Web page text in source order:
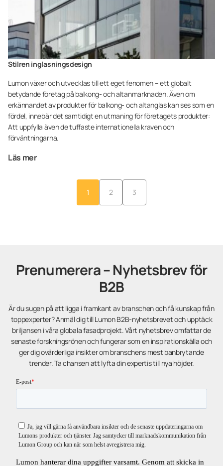
Stilren inglasningsdesign
Lumon växer och utvecklas till ett eget fenomen – ett globalt
betydande företag på balkong- och altanmarknaden. Även om
erkännandet av produkter för balkong- och altanglas kan ses som en
fördel, innebär det samtidigt en utmaning för företagets produkter:
Att uppfylla även de tuffaste internationella kraven och
förväntningarna.
Läs mer
1 2 3
Prenumerera – Nyhetsbrev för
B2B
Är du sugen på att ligga i framkant av branschen och få kunskap från
toppexperter? Anmäl dig till Lumon B2B-nyhetsbrevet och upptäck
briljansen i våra globala fasadprojekt. Vårt nyhetsbrev omfattar de
senaste forskningsrönen och fungerar som en inspirationskälla och
ger dig ovärderliga insikter om branschens mest banbrytande
trender. Ta chansen att lyfta din expertis till nya höjder.